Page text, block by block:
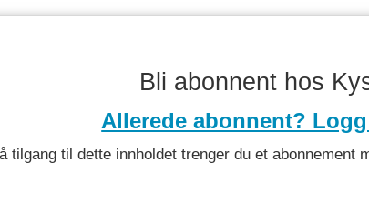
Bli abonnent hos
Allerede abonnent?
tilgang til dette innholdet trenger du et abonnement